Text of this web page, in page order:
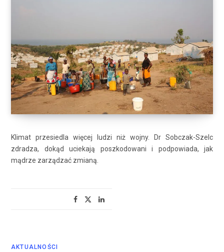
Klimat przesiedla więcej ludzi niż wojny. Dr Sobczak-Szelc
zdradza, dokąd uciekają poszkodowani i podpowiada, jak
mądrze zarządzać zmianą.
AKTUALNOŚCI